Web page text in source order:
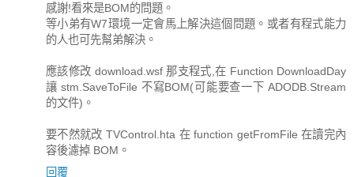
感謝!看來是BOM的問題。
等小弟有W7環境一定會馬上解決這個問題。或者有程式能力
的人也可先幫弟解決。
應該修改 download.wsf 那支程式,在 Function DownloadDay
讓 stm.SaveToFile 不寫BOM(可能要查一下 ADODB.Stream
的文件)。
要不然就改 TVControl.hta 在 function getFromFile 在讀完內
容後濾掉 BOM。
回覆